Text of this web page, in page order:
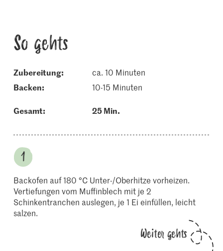
So gehts
Zubereitung:
ca. 10 Minuten
backen:
10-15 Minuten
Gesamt: 25 Min.
Backofen auf 180 °C Unter-/Oberhitze vorheizen.
Vertiefungen vom Muffinblech mit je 2
Schinkentranchen auslegen, je 1 Ei einfüllen, leicht
salzen.
Weiter gehts